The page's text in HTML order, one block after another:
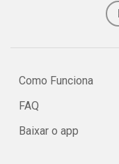
Como Funciona
FAQ
Baixar o app